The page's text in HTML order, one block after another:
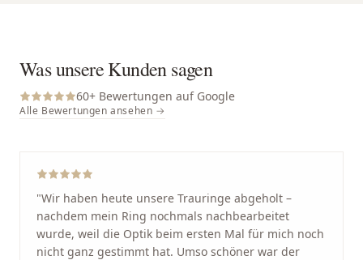
Was unsere Kunden sagen
60+ Bewertungen auf Google
Alle Bewertungen ansehen →
"Wir haben heute unsere Trauringe abgeholt –
nachdem mein Ring nochmals nachbearbeitet
wurde, weil die Optik beim ersten Mal für mich noch
nicht ganz gestimmt hat. Umso schöner war der